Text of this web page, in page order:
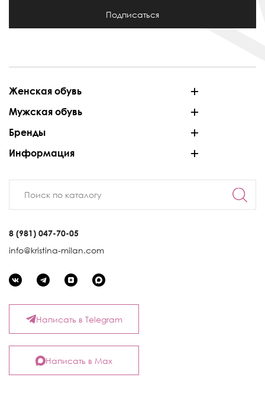
Подписаться
Женская обувь
Мужская обувь
Бренды
Информация
8 (981) 047-70-05
info@kristina-milan.com
Написать в Telegram
Написать в Max